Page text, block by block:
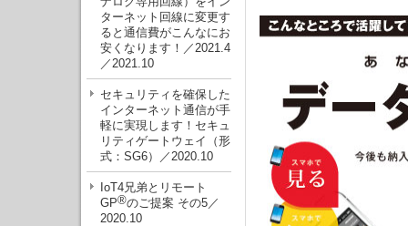
ターネット回線に変更す
ると通信費がこんなにお
安くなります！／2021.4
／2021.10
セキュリティを確保した
インターネット通信が手
軽に実現します！セキュ
リティゲートウェイ（形
式：SG6）／2020.10
IoT4兄弟とリモート
GP®のご提案 その5／
2020.10